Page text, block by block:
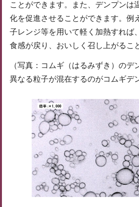
ことができます。また、デンプンは
化を促進させることができます。例
子レンジ等を用いて軽く加熱すれば
食感が戻り、おいしく召し上がるこ
（写真：コムギ（はるみずき）のデ
異なる粒子が混在するのがコムギデ